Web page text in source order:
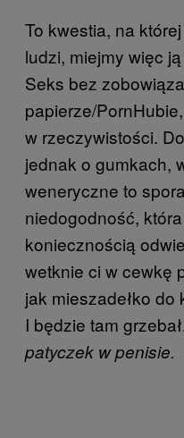
To kwestia, na
ludzi, miejmy więc
Seks bez
papierze/
w rzeczywistości.
jednak o gumkach,
weneryczne to
niedogodność,
koniecznością
wetknie ci w cewkę
jak mieszadełko do
I będzie tam
patyczek w penisie.